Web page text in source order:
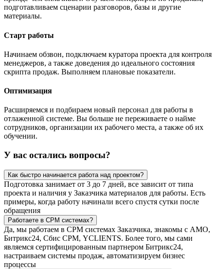
подготавливаем сценарии разговоров, базы и другие
материалы.
Старт работы
Начинаем обзвон, подключаем куратора проекта для контроля
менеджеров, а также доведения до идеального состояния
скрипта продаж. Выполняем плановые показатели.
Оптимизация
Расширяемся и подбираем новый персонал для работы в
отлаженной системе. Вы больше не переживаете о найме
сотрудников, организации их рабочего места, а также об их
обучении.
У вас остались вопросы?
Как быстро начинается работа над проектом?
Подготовка занимает от 3 до 7 дней, все зависит от типа
проекта и наличия у Заказчика материалов для работы. Есть
примеры, когда работу начинали всего спустя сутки после
обращения
Работаете в СРМ системах?
Да, мы работаем в СРМ системах Заказчика, знакомы с АМО,
Битрикс24, Сбис СРМ, YCLIENTS. Более того, мы сами
являемся сертифицированным партнером Битрикс24,
настраиваем системы продаж, автоматизируем бизнес
процессы